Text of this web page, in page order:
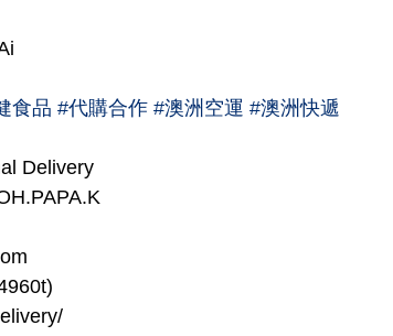
食品 #代購合作 #澳洲空運 #澳洲快遞
Delivery